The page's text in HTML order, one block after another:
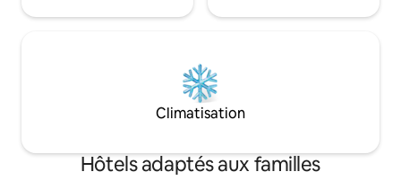
Climatisation
Hôtels adaptés aux familles